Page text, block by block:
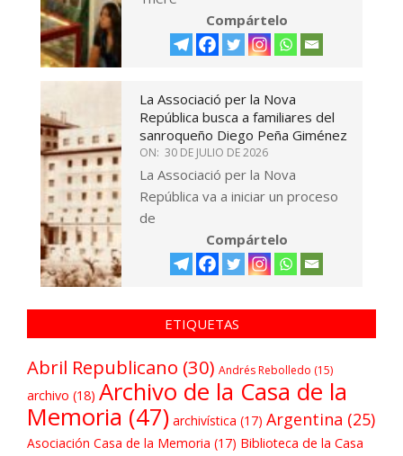
Compártelo
La Associació per la Nova
República busca a familiares del
sanroqueño Diego Peña Giménez
ON: 30 DE JULIO DE 2026
La Associació per la Nova
República va a iniciar un proceso
de
Compártelo
ETIQUETAS
Abril Republicano (30) Andrés Rebolledo (15)
archivo (18) Archivo de la Casa de la
Memoria (47) archivística (17) Argentina (25)
Asociación Casa de la Memoria (17) Biblioteca de la Casa